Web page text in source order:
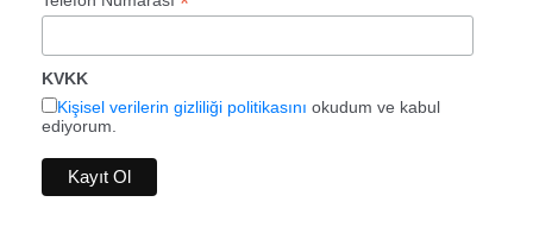
KVKK
Kişisel verilerin gizliliği politikasını okudum ve kabul
ediyorum.